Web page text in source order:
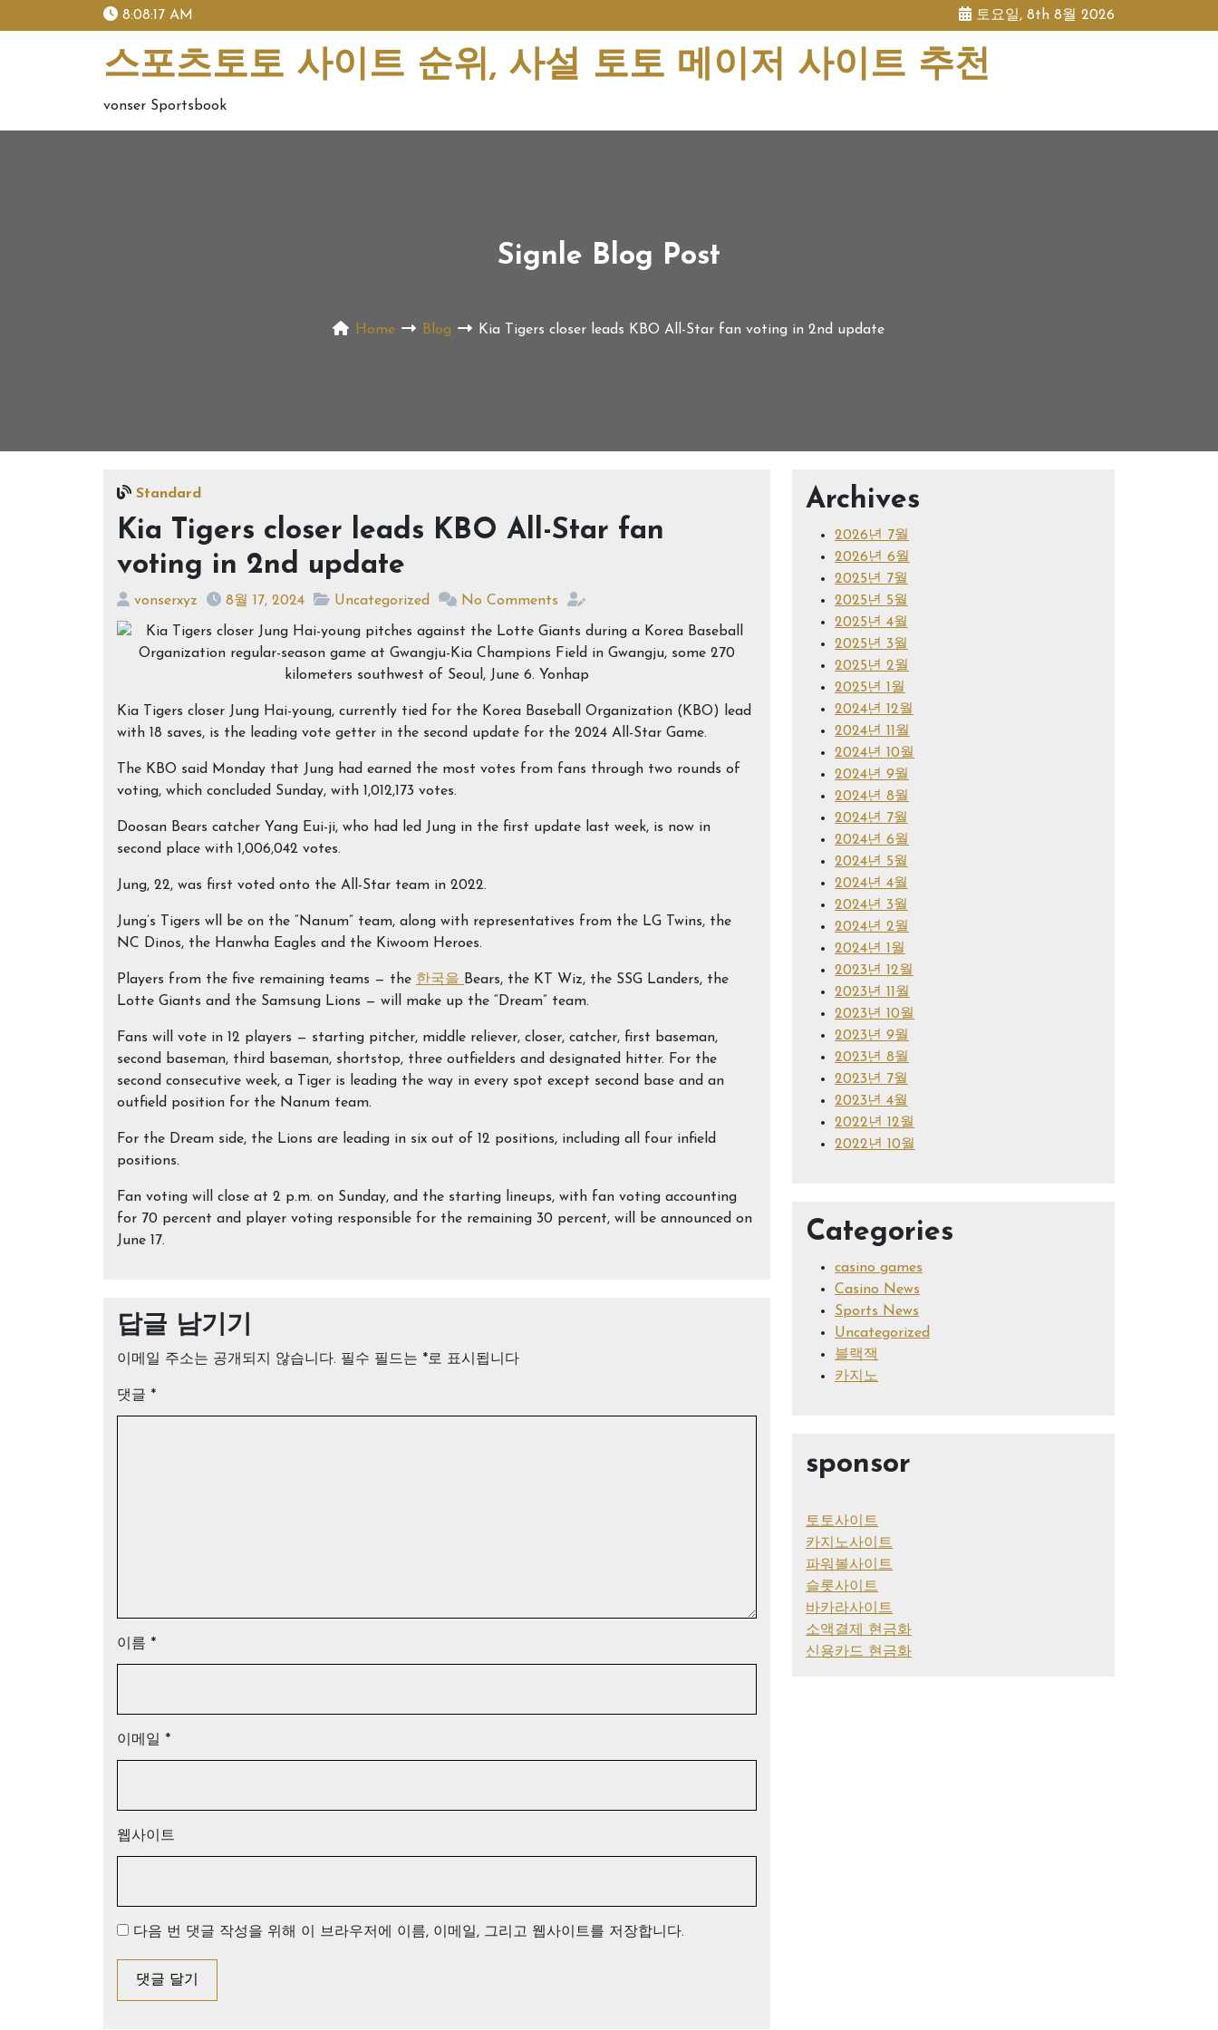
to
8:08:17 AM 토요일, 8th 8월 2026
스포츠토토 사이트 순위, 사설 토토 메이저 사이트 추천
vonser Sportsbook
Signle Blog Post
Home Blog Kia Tigers closer leads KBO All-Star fan voting in 2nd update
Standard
Kia Tigers closer leads KBO All-Star fan
voting in 2nd update
vonserxyz 8월 17, 2024 Uncategorized No Comments
Kia Tigers closer Jung Hai-young, currently tied for the Korea Baseball Organization (KBO) lead
with 18 saves, is the leading vote getter in the second update for the 2024 All-Star Game.
The KBO said Monday that Jung had earned the most votes from fans through two rounds of
voting, which concluded Sunday, with 1,012,173 votes.
Doosan Bears catcher Yang Eui-ji, who had led Jung in the first update last week, is now in
second place with 1,006,042 votes.
Jung, 22, was first voted onto the All-Star team in 2022.
Jung’s Tigers wll be on the “Nanum” team, along with representatives from the LG Twins, the
NC Dinos, the Hanwha Eagles and the Kiwoom Heroes.
Players from the five remaining teams — the 한국을 Bears, the KT Wiz, the SSG Landers, the
Lotte Giants and the Samsung Lions — will make up the “Dream” team.
Fans will vote in 12 players — starting pitcher, middle reliever, closer, catcher, first baseman,
second baseman, third baseman, shortstop, three outfielders and designated hitter. For the
second consecutive week, a Tiger is leading the way in every spot except second base and an
outfield position for the Nanum team.
For the Dream side, the Lions are leading in six out of 12 positions, including all four infield
positions.
Fan voting will close at 2 p.m. on Sunday, and the starting lineups, with fan voting accounting
for 70 percent and player voting responsible for the remaining 30 percent, will be announced on
June 17.
답글 남기기
이메일 주소는 공개되지 않습니다. 필수 필드는 *로 표시됩니다
댓글 *
이름 *
이메일 *
웹사이트
다음 번 댓글 작성을 위해 이 브라우저에 이름, 이메일, 그리고 웹사이트를 저장합니다.
Archives
2026년 7월
2026년 6월
2025년 7월
2025년 5월
2025년 4월
2025년 3월
2025년 2월
2025년 1월
2024년 12월
2024년 11월
2024년 10월
2024년 9월
2024년 8월
2024년 7월
2024년 6월
2024년 5월
2024년 4월
2024년 3월
2024년 2월
2024년 1월
2023년 12월
2023년 11월
2023년 10월
2023년 9월
2023년 8월
2023년 7월
2023년 4월
2022년 12월
2022년 10월
Categories
casino games
Casino News
Sports News
Uncategorized
블랙잭
카지노
sponsor
토토사이트
카지노사이트
파워볼사이트
슬롯사이트
바카라사이트
소액결제 현금화
신용카드 현금화